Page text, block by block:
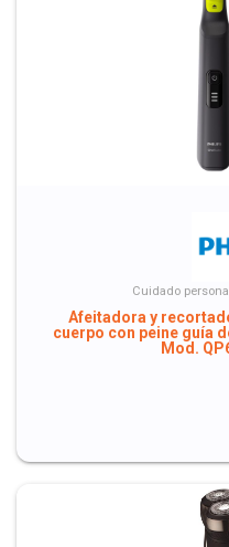
Cuidado
Afeitadora y
cuerpo con peine guía
Mod.